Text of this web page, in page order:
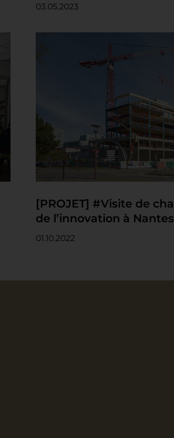
03.05.2023
[PROJET] #Visite de
de l’innovation à Nantes
01.10.2022